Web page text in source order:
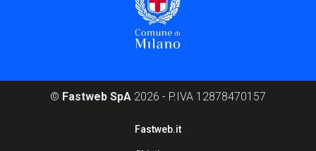
© Fastweb SpA 2026 - P.IVA 12878470157
Fastweb.it